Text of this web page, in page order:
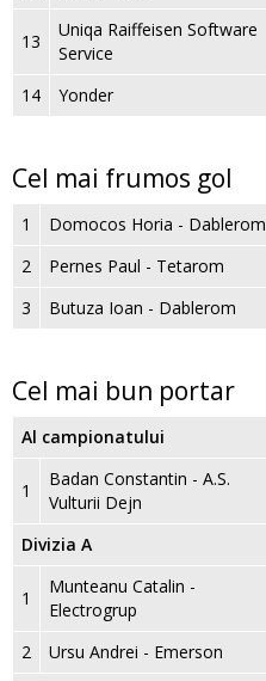
13
Uniqa Raiffeisen Software
Service
14 Yonder
Cel mai frumos gol
1 Domocos Horia - Dablerom
2
Pernes Paul - Tetarom
3
Butuza Ioan - Dablerom
Cel mai bun portar
Al campionatului
1
Badan Constantin - A.S.
Vulturii Dejn
Divizia A
1
Munteanu Catalin -
Electrogrup
2 Ursu Andrei - Emerson